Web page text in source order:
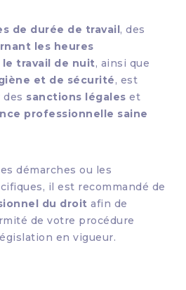
de durée de travail, des
les heures
travail de nuit, ainsi que
et de sécurité, est
sanctions légales et
professionnelle saine
démarches ou les
il est recommandé de
du droit afin de
de votre procédure
en vigueur.